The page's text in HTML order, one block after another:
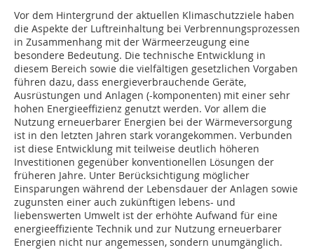
Vor dem Hintergrund der aktuellen Klimaschutzziele haben
die Aspekte der Luftreinhaltung bei Verbrennungsprozessen
in Zusammenhang mit der Wärmeerzeugung eine
besondere Bedeutung. Die technische Entwicklung in
diesem Bereich sowie die vielfältigen gesetzlichen Vorgaben
führen dazu, dass energieverbrauchende Geräte,
Ausrüstungen und Anlagen (-komponenten) mit einer sehr
hohen Energieeffizienz genutzt werden. Vor allem die
Nutzung erneuerbarer Energien bei der Wärmeversorgung
ist in den letzten Jahren stark vorangekommen. Verbunden
ist diese Entwicklung mit teilweise deutlich höheren
Investitionen gegenüber konventionellen Lösungen der
früheren Jahre. Unter Berücksichtigung möglicher
Einsparungen während der Lebensdauer der Anlagen sowie
zugunsten einer auch zukünftigen lebens- und
liebenswerten Umwelt ist der erhöhte Aufwand für eine
energieeffiziente Technik und zur Nutzung erneuerbarer
Energien nicht nur angemessen, sondern unumgänglich.